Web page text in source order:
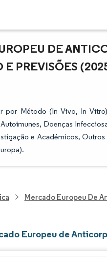
DE
PREVISÕES
por Método (In Vivo, In
Doenças
e Académicos, Outros
Mercado Europeu De
Europeu de